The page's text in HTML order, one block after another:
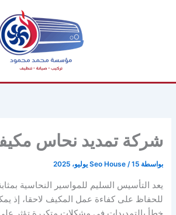
شركة تمديد نحاس
بواسطة Seo House /15 يوليو، 2025
يعد التأسيس السليم للمواسير النحاسية
للحفاظ على كفاءة عمل المكيف لاحقا، إذ